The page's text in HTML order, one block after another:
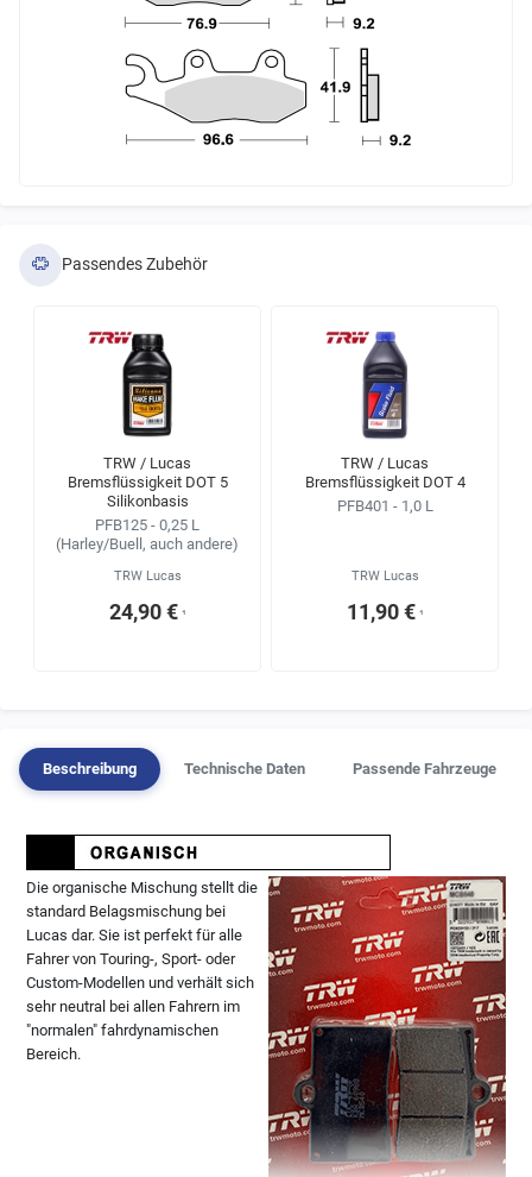
Passendes Zubehör
TRW / Lucas
Bremsflüssigkeit DOT 5
Silikonbasis
PFB125 - 0,25 L
(Harley/Buell, auch andere)
TRW Lucas
24,90 € ¹
TRW / Lucas
Bremsflüssigkeit DOT 4
PFB401 - 1,0 L
TRW Lucas
11,90 € ¹
Beschreibung Technische Daten Passende Fahrzeuge
Die organische Mischung stellt die
standard Belagsmischung bei
Lucas dar. Sie ist perfekt für alle
Fahrer von Touring-, Sport- oder
Custom-Modellen und verhält sich
sehr neutral bei allen Fahrern im
"normalen" fahrdynamischen
Bereich.